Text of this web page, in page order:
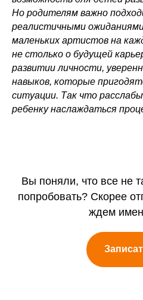
Но родителям важно
реалистичными
маленьких артистов на
не столько о будущей
развитии личности,
навыков, которые
ситуации. Так что
ребенку наслаждаться
Вы поняли, что все не
попробовать? Скорее
ждем